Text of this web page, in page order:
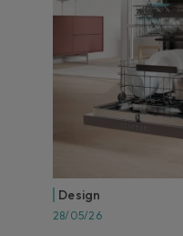
Design
28/05/26